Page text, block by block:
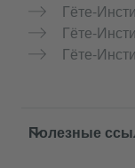
Гёте-
Гёте-
Гёте-
Полезные